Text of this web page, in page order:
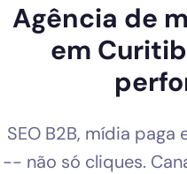
Soluções
Cases
Ponti Indica
Agência de
em
SEO B2B, mídia paga
-- não só cliques.